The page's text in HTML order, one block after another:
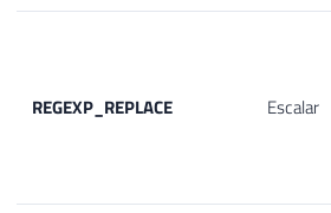
REGEXP_REPLACE Escalar